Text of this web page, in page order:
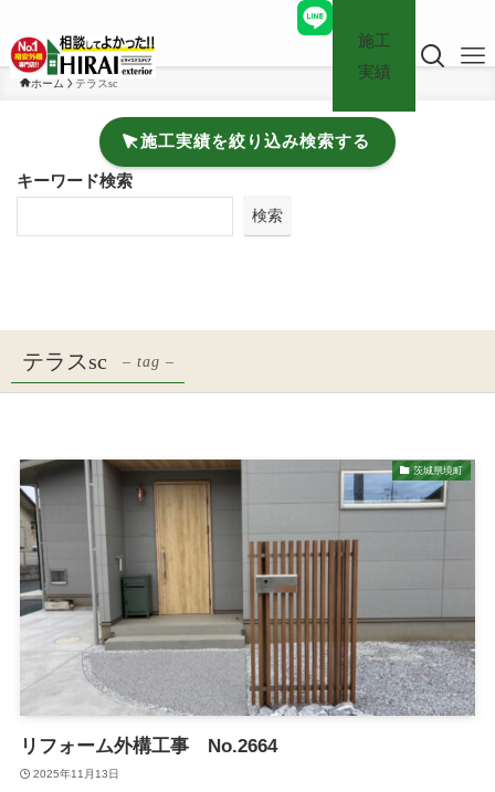
施工
実績
ホーム テラスsc
施工実績を絞り込み検索する
キーワード検索
検索
テラスsc – tag –
茨城県境町
リフォーム外構工事 No.2664
2025年11月13日